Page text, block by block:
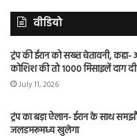
वीडियो
ट्रंप की ईरान को सख्त चेतावनी,
कोशिश की तो 1000 मिसाइलें दाग
July 11, 2026
ट्रंप का बड़ा ऐलान- ईरान के साथ
जलडमरूमध्य खुलेगा